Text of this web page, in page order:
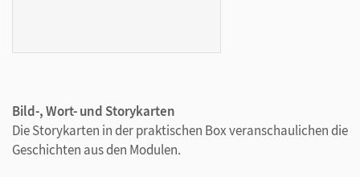
Bild-, Wort- und Storykarten
Die Storykarten in der praktischen Box veranschaulichen die
Geschichten aus den Modulen.